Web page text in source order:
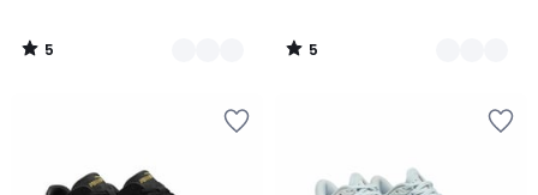
5
/
5
/